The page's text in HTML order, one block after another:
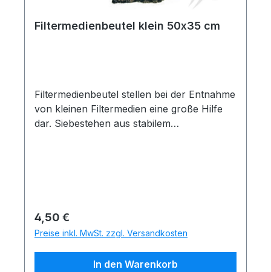
Filtermedienbeutel klein 50x35 cm
Filtermedienbeutel stellen bei der Entnahme
von kleinen Filtermedien eine große Hilfe
dar. Siebestehen aus stabilem
Regulärer Preis:
4,50 €
Preise inkl. MwSt. zzgl. Versandkosten
In den Warenkorb